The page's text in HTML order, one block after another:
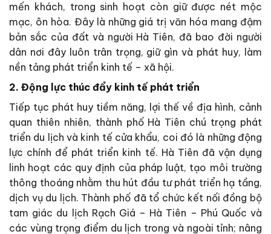
mến khách, trong sinh hoạt còn giữ được nét mộc
mạc, ôn hòa. Đây là những giá trị văn hóa mang đậm
bản sắc của đất và người Hà Tiên, đã bao đời người
dân nơi đây luôn trân trọng, giữ gìn và phát huy, làm
nền tảng phát triển kinh tế – xã hội.
2. Động lực thúc đẩy kinh tế phát triển
Tiếp tục phát huy tiềm năng, lợi thế về địa hình, cảnh
quan thiên nhiên, thành phố Hà Tiên chú trọng phát
triển du lịch và kinh tế cửa khẩu, coi đó là những động
lực chính để phát triển kinh tế. Hà Tiên đã vận dụng
linh hoạt các quy định của pháp luật, tạo môi trường
thông thoáng nhằm thu hút đầu tư phát triển hạ tầng,
dịch vụ du lịch. Thành phố đã tổ chức kết nối đồng bộ
tam giác du lịch Rạch Giá – Hà Tiên – Phú Quốc và
các vùng trọng điểm du lịch trong và ngoài tỉnh; nâng